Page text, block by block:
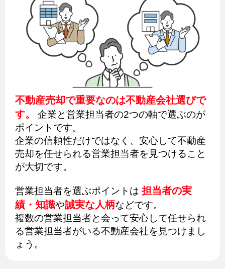
不動産売却で重要なのは不動産会社選びで
す。
企業と営業担当者の2つの軸で選ぶのが
ポイントです。
企業の信頼性だけではなく、安心して不動産
売却を任せられる営業担当者を見つけること
が大切です。
営業担当者を選ぶポイントは 担当者の実
績・知識や誠実な人柄などです。
複数の営業担当者と会って安心して任せられ
る営業担当者がいる不動産会社を見つけまし
ょう。